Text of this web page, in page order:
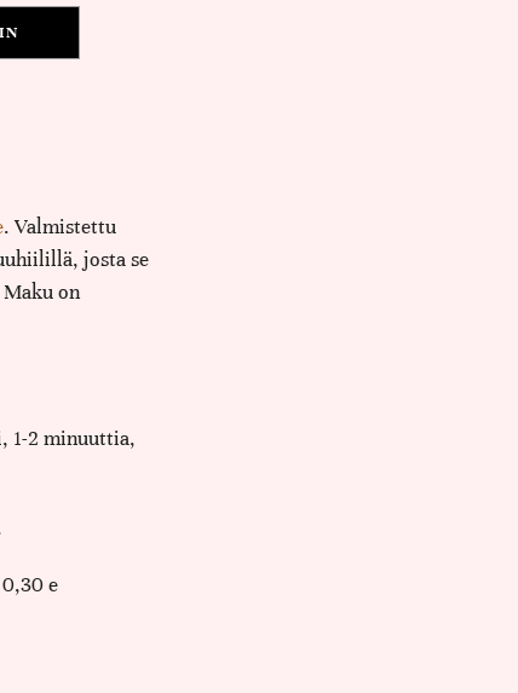
. Valmistettu
josta se
on
1-2 minuuttia,
e